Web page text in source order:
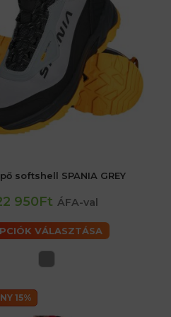
41 42 43 44 45
softshell SPANIA GREY
950Ft ÁFA-val
VÁLASZTÁSA
15%